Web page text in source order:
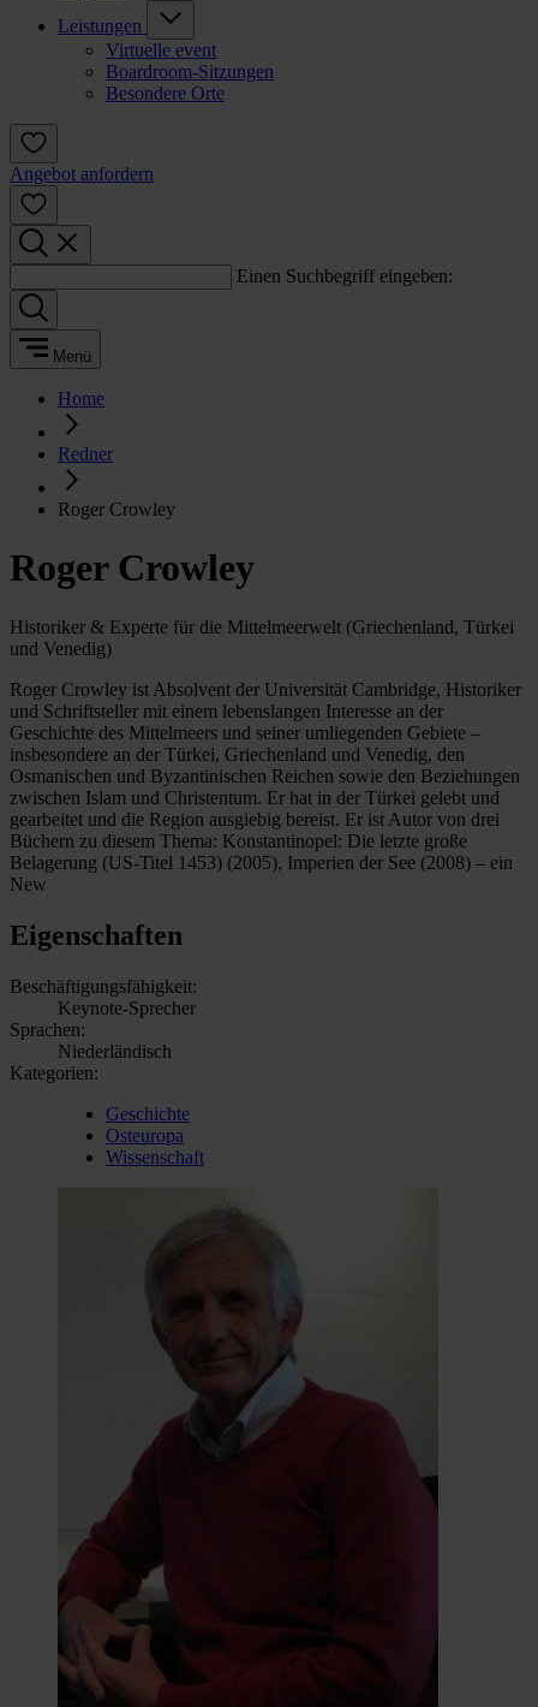
Leistungen
Virtuelle event
Boardroom-Sitzungen
Besondere Orte
Angebot anfordern
Einen Suchbegriff eingeben:
Menü
Home
Redner
Roger Crowley
Roger Crowley
Historiker & Experte für die Mittelmeerwelt (Griechenland, Türkei
und Venedig)
Roger Crowley ist Absolvent der Universität Cambridge, Historiker
und Schriftsteller mit einem lebenslangen Interesse an der
Geschichte des Mittelmeers und seiner umliegenden Gebiete –
insbesondere an der Türkei, Griechenland und Venedig, den
Osmanischen und Byzantinischen Reichen sowie den Beziehungen
zwischen Islam und Christentum. Er hat in der Türkei gelebt und
gearbeitet und die Region ausgiebig bereist. Er ist Autor von drei
Büchern zu diesem Thema: Konstantinopel: Die letzte große
Belagerung (US-Titel 1453) (2005), Imperien der See (2008) – ein
New
Eigenschaften
Beschäftigungsfähigkeit:
Keynote-Sprecher
Sprachen:
Niederländisch
Kategorien:
Geschichte
Osteuropa
Wissenschaft